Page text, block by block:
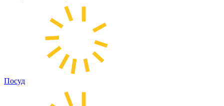
Посуд